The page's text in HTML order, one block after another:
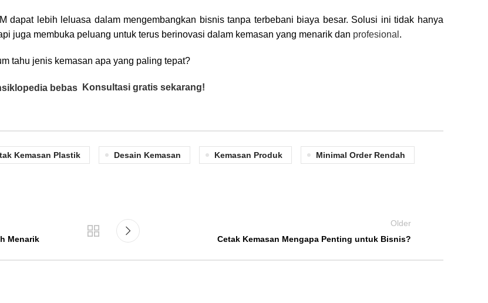
dapat lebih leluasa dalam mengembangkan bisnis tanpa terbebani biaya besar. Solusi ini tidak hanya
juga membuka peluang untuk terus berinovasi dalam kemasan yang menarik dan profesional .
tahu jenis kemasan apa yang paling tepat?
Konsultasi gratis sekarang!
Kemasan Plastik Desain Kemasan Kemasan Produk Minimal Order Rendah
Menarik
Older
Cetak Kemasan Mengapa Penting untuk Bisnis?